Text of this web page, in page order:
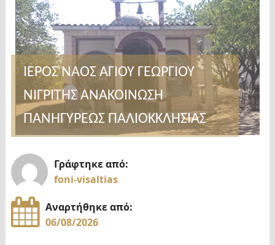
υπερηχογράφου
στο
Γενικό
Νοσοκομείο
Σερρών"
ΙΕΡΟΣ ΝΑΟΣ ΑΓΙΟΥ ΓΕΩΡΓΙΟΥ
ΝΙΓΡΙΤΗΣ ΑΝΑΚΟΙΝΩΣΗ
ΠΑΝΗΓΥΡΕΩΣ ΠΑΛΙΟΚΚΛΗΣΙΑΣ
Γράφτηκε από:
foni-visaltias
Αναρτήθηκε από:
06/08/2026